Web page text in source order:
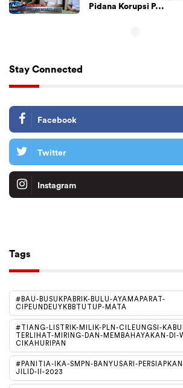
Pidana Korupsi P...
Stay Connected
Facebook
Twitter
Instagram
Tags
#BAU-BUSUKPABRIK-BULU-AYAMAPARAT-
CIPEUNDEUYKBBTUTUP-MATA
#TIANG-LISTRIK-MILIK-PLN-CILEUNGSI-
TERLIHAT-MIRING-DAN-MEMBAHAYAKAN-DI-
CIKAHURIPAN
#PANITIA-IKA-SMPN-BANYUSARI-
JILID-II-2023